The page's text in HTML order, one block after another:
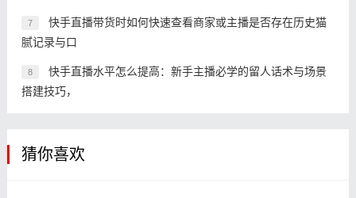
7
快手直播带货时如何快速查看商家或主播是否存在历史猫
腻记录与口
8
快手直播水平怎么提高：新手主播必学的留人话术与场景
搭建技巧，
猜你喜欢